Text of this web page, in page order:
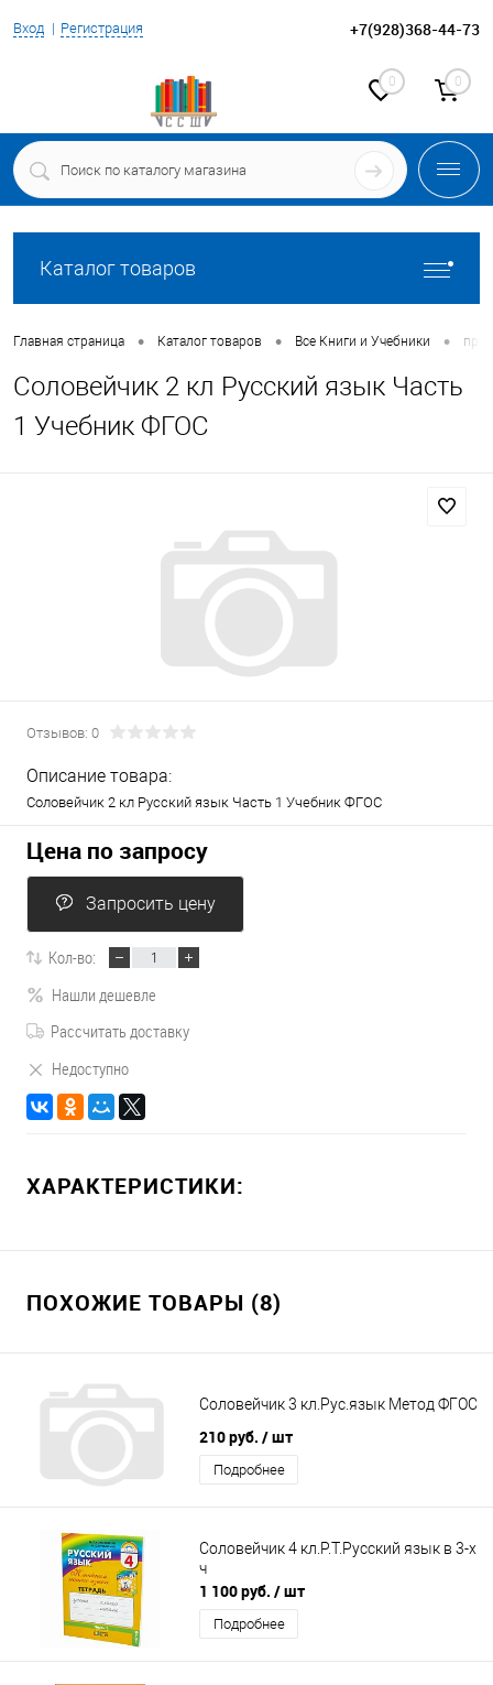
Вход Регистрация +7(928)368-44-73
0 0
Каталог товаров
Главная страница • Каталог товаров • Все Книги и Учебники •
Соловейчик 2 кл Русский язык Часть
1 Учебник ФГОС
Отзывов: 0
Описание товара:
Соловейчик 2 кл Русский язык Часть 1 Учебник ФГОС
Цена по запросу
Запросить цену
Кол-во:
Нашли дешевле
Рассчитать доставку
Недоступно
ХАРАКТЕРИСТИКИ:
ПОХОЖИЕ ТОВАРЫ (8)
Соловейчик 3 кл.Рус.язык Метод ФГОС
210 руб. / шт
Подробнее
Соловейчик 4 кл.Р.Т.Русский язык в 3-х
ч
1 100 руб. / шт
Подробнее